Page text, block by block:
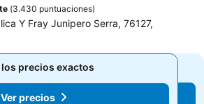
(3.430 puntuaciones)
Y Fray Junipero Serra, 76127,
precios exactos
Ver precios
precios exactos
Ver precios